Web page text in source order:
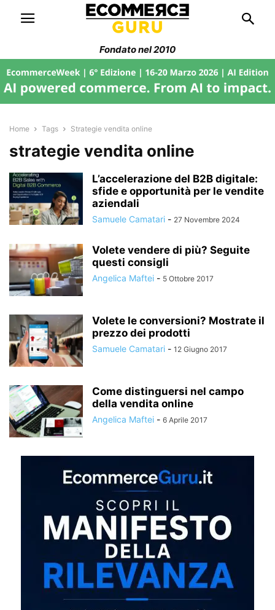
Fondato nel 2010
Home Tags Strategie vendita online
strategie vendita online
L’accelerazione del B2B digitale:
sfide e opportunità per le vendite
aziendali
Samuele Camatari - 27 Novembre 2024
Volete vendere di più? Seguite
questi consigli
Angelica Maftei - 5 Ottobre 2017
Volete le conversioni? Mostrate il
prezzo dei prodotti
Samuele Camatari - 12 Giugno 2017
Come distinguersi nel campo
della vendita online
Angelica Maftei - 6 Aprile 2017